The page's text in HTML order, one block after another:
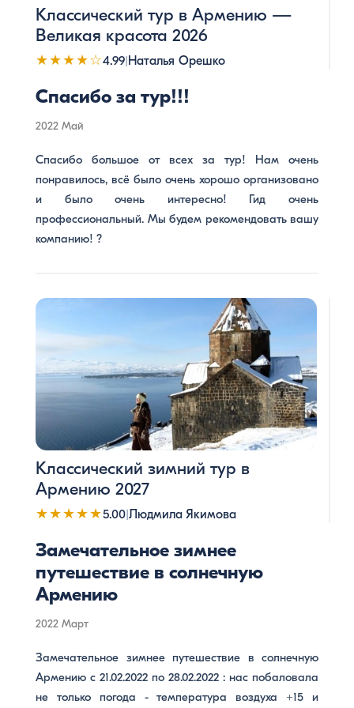
Классический тур в Армению —
Великая красота 2026
★★★★☆4.99|Наталья Орешко
Спасибо за тур!!!
2022 Май
Спасибо большое от всех за тур! Нам очень
понравилось, всё было очень хорошо организовано
и было очень интересно! Гид очень
профессиональный. Мы будем рекомендовать вашу
компанию! ?
Классический зимний тур в
Армению 2027
★★★★★5.00|Людмила Якимова
Замечательное зимнее
путешествие в солнечную
Армению
2022 Март
Замечательное зимнее путешествие в солнечную
Армению с 21.02.2022 по 28.02.2022 : нас побаловала
не только погода - температура воздуха +15 и